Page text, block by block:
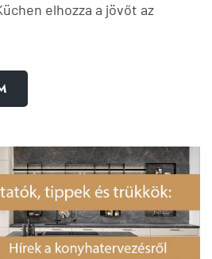
elhozza a jövőt az